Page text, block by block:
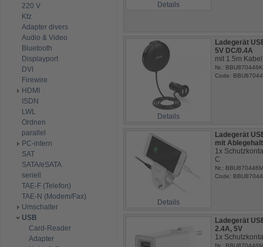
220 V
Kfz
Adapter divers
Audio & Video
Bluetooth
Displayport
DVI
Firewire
HDMI
ISDN
LWL
Ordnen
parallel
PC-intern
SAT
SATA/eSATA
seriell
TAE-F (Telefon)
TAE-N (Modem/Fax)
Umschalter
USB
Card-Reader
Adapter
Details
Details
Ladegerät
5V DC/0.4A
mit 1.5m Kabel
Nr.: BBU870446K
Code:
Details
Ladegerät
mit
1x
C
Nr.:
Code:
Ladegerät
2.4A, 5V
1x